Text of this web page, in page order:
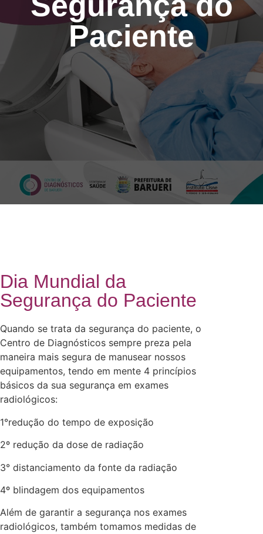
Paciente
Dia Mundial da
Segurança do Paciente
Quando se trata da segurança do paciente, o
Centro de Diagnósticos sempre preza pela
maneira mais segura de manusear nossos
equipamentos, tendo em mente 4 princípios
básicos da sua segurança em exames
radiológicos:
1°redução do tempo de exposição
2º redução da dose de radiação
3° distanciamento da fonte da radiação
4º blindagem dos equipamentos
Além de garantir a segurança nos exames
radiológicos, também tomamos medidas de